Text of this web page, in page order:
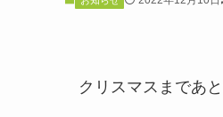
クリスマスまであ